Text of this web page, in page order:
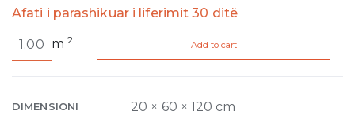
Afati i parashikuar i liferimit 30 ditë
Fog
hammered
m2 Add to cart
DIMENSIONI 20 × 60 × 120 cm